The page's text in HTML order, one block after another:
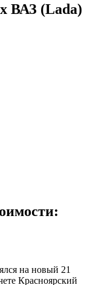
ВАЗ (Lada)
нa новый 21
Крaснояpский